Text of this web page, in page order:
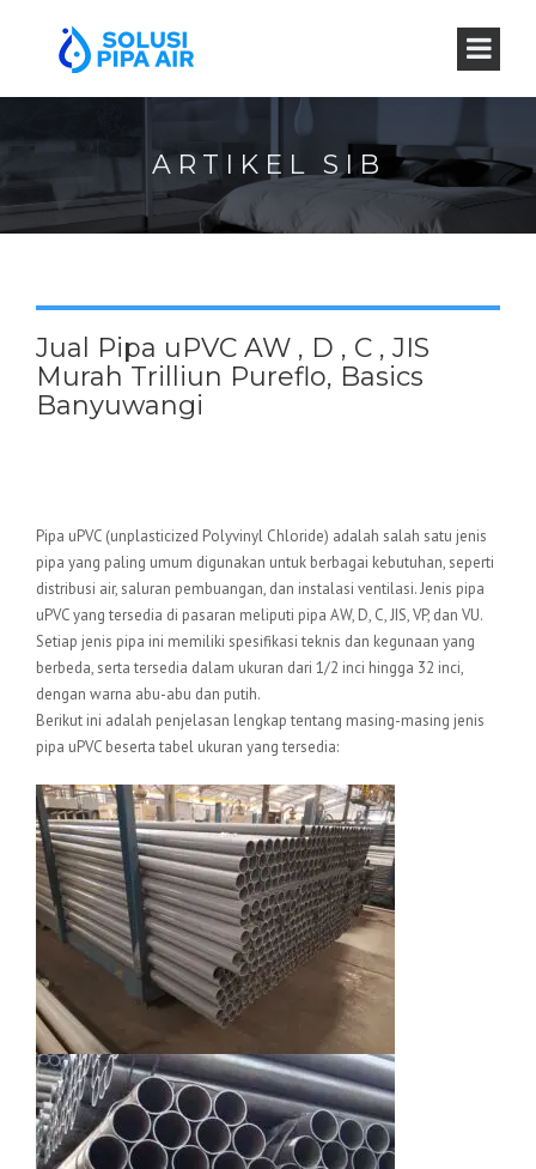
ARTIKEL SIB
Jual Pipa uPVC AW , D , C , JIS
Murah Trilliun Pureflo, Basics
Banyuwangi
Pipa uPVC (unplasticized Polyvinyl Chloride) adalah salah satu jenis
pipa yang paling umum digunakan untuk berbagai kebutuhan, seperti
distribusi air, saluran pembuangan, dan instalasi ventilasi. Jenis pipa
uPVC yang tersedia di pasaran meliputi pipa AW, D, C, JIS, VP, dan VU.
Setiap jenis pipa ini memiliki spesifikasi teknis dan kegunaan yang
berbeda, serta tersedia dalam ukuran dari 1/2 inci hingga 32 inci,
dengan warna abu-abu dan putih.
Berikut ini adalah penjelasan lengkap tentang masing-masing jenis
pipa uPVC beserta tabel ukuran yang tersedia: